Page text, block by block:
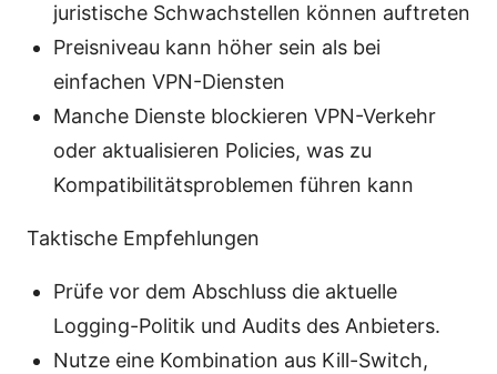
juristische Schwachstellen können auftreten
Preisniveau kann höher sein als bei
einfachen VPN-Diensten
Manche Dienste blockieren VPN-Verkehr
oder aktualisieren Policies, was zu
Kompatibilitätsproblemen führen kann
Taktische Empfehlungen
Prüfe vor dem Abschluss die aktuelle
Logging-Politik und Audits des Anbieters.
Nutze eine Kombination aus Kill-Switch,